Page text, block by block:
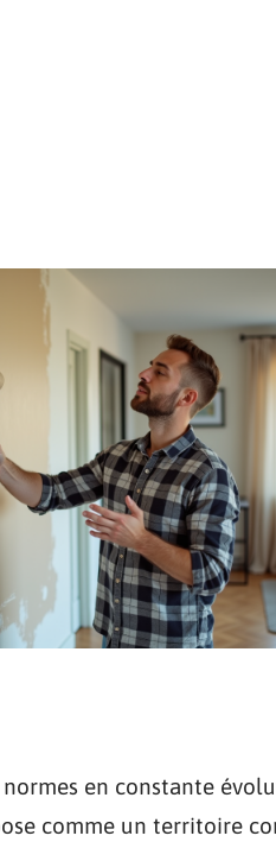
normes en constante
comme un territoire